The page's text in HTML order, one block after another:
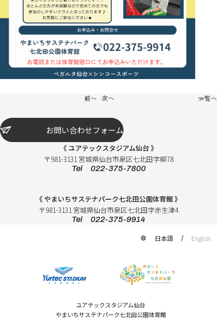
前へ 次へ 一覧へ
お問い合わせフォーム
《 ユアテックスタジアム仙台 》
〒981-3131 宮城県仙台市泉区七北田字柳78
Tel 022-375-7800
《 やまいちサステナパーク七北田公園体育館 》
〒981-3131 宮城県仙台市泉区七北田字赤生津4
Tel 022-375-9914
日本語 English
ユアテックスタジアム仙台
やまいちサステナパーク七北田公園体育館